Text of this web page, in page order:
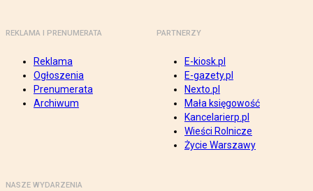
REKLAMA I PRENUMERATA
Reklama
Ogłoszenia
Prenumerata
Archiwum
PARTNERZY
E-kiosk.pl
E-gazety.pl
Nexto.pl
Mała księgowość
Kancelarierp.pl
Wieści Rolnicze
Życie Warszawy
NASZE WYDARZENIA